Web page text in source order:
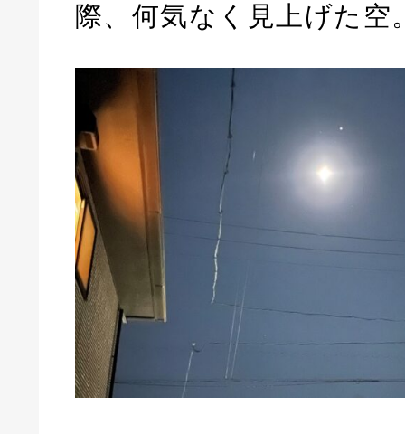
際、何気なく見上げた空